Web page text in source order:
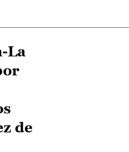
La
de